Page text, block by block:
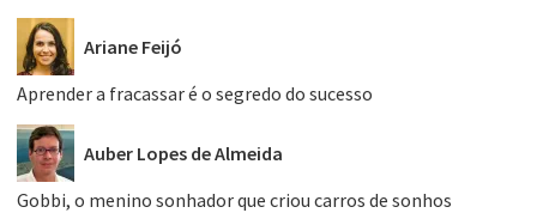
Ariane Feijó
Aprender a fracassar é o segredo do sucesso
Auber Lopes de Almeida
Gobbi, o menino sonhador que criou carros de sonhos